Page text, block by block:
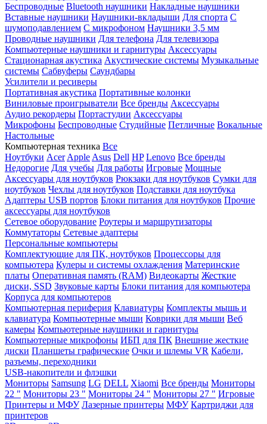
Беспроводные Bluetooth наушники Накладные наушники
Вставные наушники Наушники-вкладыши Для спорта С
шумоподавлением С микрофоном Наушники 3,5 мм
Проводные наушники Для телефона Для телевизора
Компьютерные наушники и гарнитуры Аксессуары
Стационарная акустика Акустические системы Музыкальные
системы Сабвуферы Саундбары
Усилители и ресиверы
Портативная акустика Портативные колонки
Виниловые проигрыватели Все бренды Аксессуары
Аудио рекордеры Портастудии Аксессуары
Микрофоны Беспроводные Студийные Петличные Вокальные
Настольные
Компьютерная техника Все
Ноутбуки Acer Apple Asus Dell HP Lenovo Все бренды
Недорогие Для учебы Для работы Игровые Мощные
Аксессуары для ноутбуков Рюкзаки для ноутбуков Сумки для
ноутбуков Чехлы для ноутбуков Подставки для ноутбука
Адаптеры USB портов Блоки питания для ноутбуков Прочие
аксессуары для ноутбуков
Сетевое оборудование Роутеры и маршрутизаторы
Коммутаторы Сетевые адаптеры
Персональные компьютеры
Комплектующие для ПК, ноутбуков Процессоры для
компьютера Кулеры и системы охлаждения Материнские
платы Оперативная память (RAM) Видеокарты Жесткие
диски, SSD Звуковые карты Блоки питания для компьютера
Корпуса для компьютеров
Компьютерная периферия Клавиатуры Комплекты мышь и
клавиатура Компьютерные мыши Коврики для мыши Веб
камеры Компьютерные наушники и гарнитуры
Компьютерные микрофоны ИБП для ПК Внешние жесткие
диски Планшеты графические Очки и шлемы VR Кабели,
разъемы, переходники
USB-накопители и флэшки
Мониторы Samsung LG DELL Xiaomi Все бренды Мониторы
22 " Мониторы 23 " Мониторы 24 " Мониторы 27 " Игровые
Принтеры и МФУ Лазерные принтеры МФУ Картриджи для
принтеров